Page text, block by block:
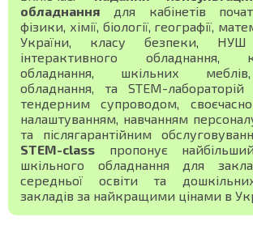
обладнання для кабінетів
фізики, хімії, біології, географії,
України, класу безпеки,
інтерактивного обладнання,
обладнання, шкільних
обладнання, та STEM-
тендерним супроводом,
налаштуванням, навчанням
та післягарантійним
STEM-class пропонує
шкільного обладнання для
середньої освіти та
закладів за найкращими цінами в